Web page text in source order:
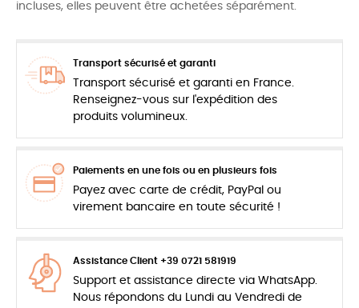
incluses, elles peuvent être achetées séparément.
Transport sécurisé et garanti
Transport sécurisé et garanti en France.
Renseignez-vous sur l'expédition des
produits volumineux.
Paiements en une fois ou en plusieurs fois
Payez avec carte de crédit, PayPal ou
virement bancaire en toute sécurité !
Assistance Client +39 0721 581919
Support et assistance directe via WhatsApp.
Nous répondons du Lundi au Vendredi de